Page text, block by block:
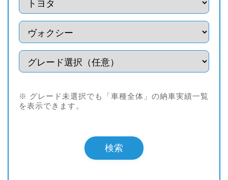
※ グレード未選択でも「車種全体」の納車実績一覧
を表示できます。
検索